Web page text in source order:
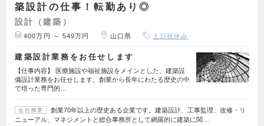
築設計の仕事！転勤あり◎
設計（建築）
400万円 ～ 549万円 山口県 土日祝休み
建築設計業務をお任せします
【仕事内容】 医療施設や福祉施設をメインとした、建築設
備設計業務をお任せします。創業から長年にわたる歴史の中
で培った専門的…
会社概要
創業70年以上の歴史ある企業です。建築設計、工事監理、改修・リ
ニューアル、マネジメントと総合事務所として網羅的に建築に関…